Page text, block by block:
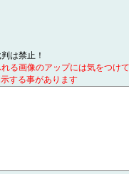
は禁止！
る画像のアップには気をつけ
する事があります